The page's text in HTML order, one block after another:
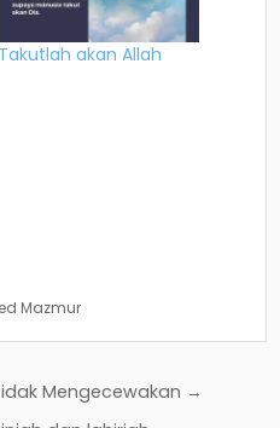
Takutlah akan Allah
Mazmur
Mengecewakan →